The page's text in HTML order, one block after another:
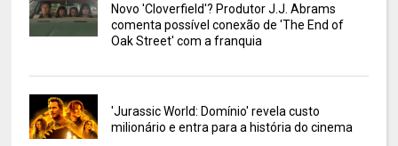
Novo 'Cloverfield'? Produtor J.J. Abrams
comenta possível conexão de 'The End of
Oak Street' com a franquia
'Jurassic World: Domínio' revela custo
milionário e entra para a história do cinema